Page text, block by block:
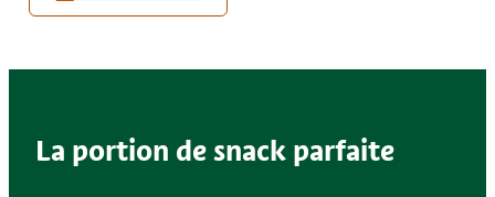
La portion de snack parfaite